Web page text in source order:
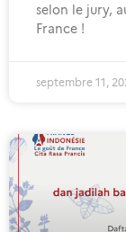
selon le jury,
France !
septembre 11,